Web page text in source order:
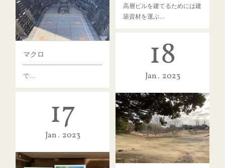
高層ビルを建てるためには建
築資材を運ぶ…
マクロ
で… 18
Jan 2023
17
Jan 2023